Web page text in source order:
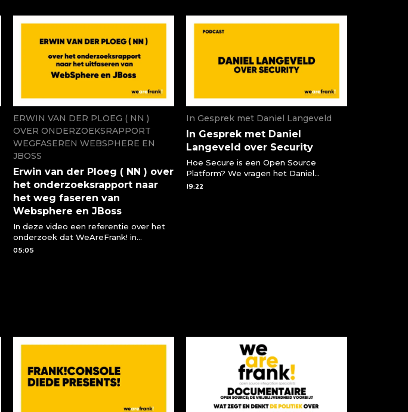
ERWIN VAN DER PLOEG ( NN )
OVER ONDERZOEKSRAPPORT
WEGFASEREN WEBSPHERE EN
JBOSS
Erwin van der Ploeg ( NN ) over
het onderzoeksrapport naar
het weg faseren van
Websphere en JBoss
In deze video een referentie over het
onderzoek dat WeAreFrank! in
opdracht van NN uitvoerde inzake de
05:05
In Gesprek met Daniel Langeveld
In Gesprek met Daniel
Langeveld over Security
Hoe Secure is een Open Source
Platform? We vragen het Daniel
Langeveld. Verantwoordelijk voor de
19:22